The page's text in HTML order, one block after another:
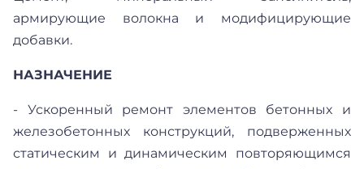
армирующие волокна и модифицирующие
добавки.
НАЗНАЧЕНИЕ
- Ускоренный ремонт элементов бетонных и
железобетонных конструкций, подверженных
статическим и динамическим повторяющимся